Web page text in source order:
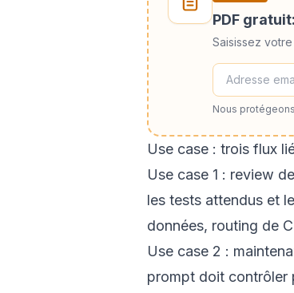
PDF
Saisissez
Nous
Use case : trois flux
Use case 1 : review
les tests attendus et
données, routing de
Use case 2 :
prompt doit contrôler